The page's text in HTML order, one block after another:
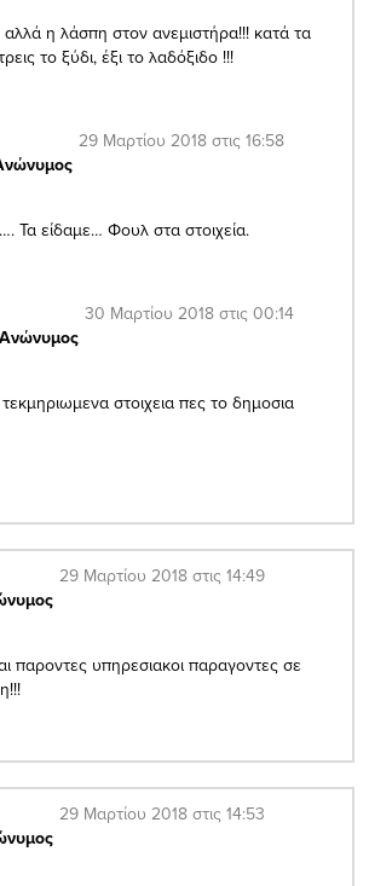
η λάσπη στον ανεμιστήρα!!! κατά τα
το ξύδι, έξι το λαδόξιδο !!!
29 Μαρτίου 2018 στις 16:58
Τα είδαμε… Φουλ στα στοιχεία.
Ανώνυμος
30 Μαρτίου 2018 στις 00:14
στοιχεια πες το δημοσια
29 Μαρτίου 2018 στις 14:49
παροντες υπηρεσιακοι παραγοντες σε
29 Μαρτίου 2018 στις 14:53